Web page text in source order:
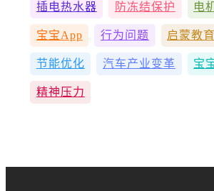
插电热水器 防冻结保护 电
宝宝App 行为问题 启蒙教育
节能优化 汽车产业变革 宝
精神压力